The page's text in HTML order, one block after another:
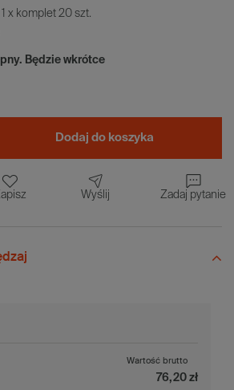
1 x komplet 20 szt.
Będzie wkrótce
Dodaj do koszyka
Wyślij Zadaj pytanie
Wartość brutto
76,20 zł